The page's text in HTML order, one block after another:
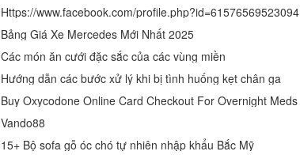
Https://www.facebook.com/profile.php?id=61576569523094
Bảng Giá Xe Mercedes Mới Nhất 2025
Các món ăn cưới đặc sắc của các vùng miền
Hướng dẫn các bước xử lý khi bị tình huống kẹt chân ga
Buy Oxycodone Online Card Checkout For Overnight Meds
Vando88
15+ Bộ sofa gỗ óc chó tự nhiên nhập khẩu Bắc Mỹ